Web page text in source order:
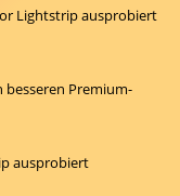
Lightstrip ausprobiert
besseren Premium-
ausprobiert